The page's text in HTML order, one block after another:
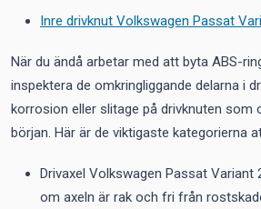
Inre drivknut Volkswagen Passat
När du ändå arbetar med att byta ABS-
inspektera de omkringliggande delarna i
korrosion eller slitage på drivknuten som
början. Här är de viktigaste kategorierna
Drivaxel Volkswagen Passat Variant
om axeln är rak och fri från